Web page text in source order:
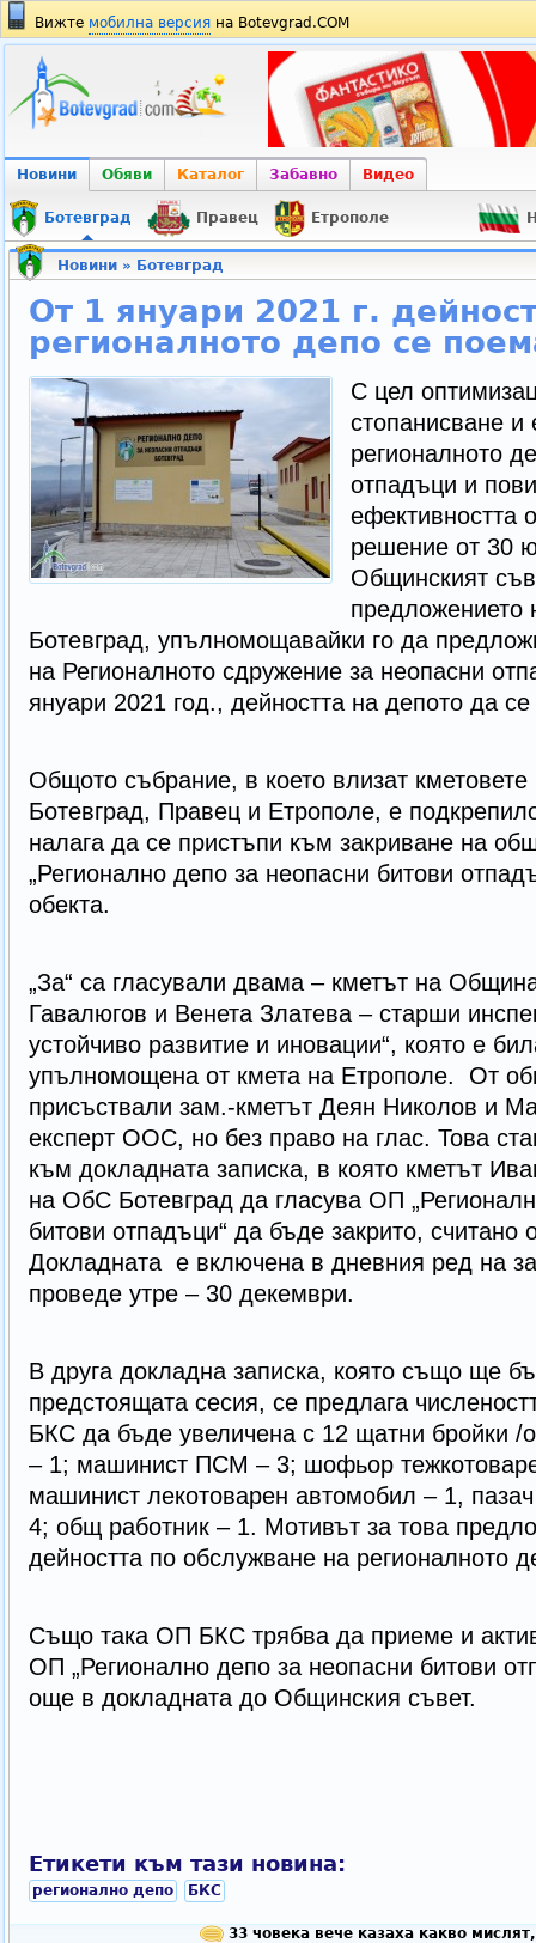
Вижте мобилна версия на Botevgrad.COM
Новини Обяви Каталог Забавно Видео
Ботевград Правец Етрополе
Новини» Ботевград
От 1 януари 2021 г.
регионалното депо се
С цел
стопанисване и
регионалното
отпадъци и
ефективността
решение от 30
Общинският
Ботевград, упълномощавайки го да
на Регионалното сдружение за неопасни
януари 2021 год., дейността на депото да
Общото събрание, в което влизат
Ботевград, Правец и Етрополе, е
налага да се пристъпи към закриване на
„Регионално депо за неопасни битови
обекта.
„За“ са гласували двама – кметът на
Гавалюгов и Венета Златева – старши
устойчиво развитие и иновации“, която е
упълномощена от кмета на Етрополе. От
присъствали зам.-кметът Деян Николов и
експерт ООС, но без право на глас. Това
към докладната записка, в която кметът
на ОбС Ботевград да гласува ОП
битови отпадъци“ да бъде закрито, считано
Докладната е включена в дневния ред на
проведе утре – 30 декември.
В друга докладна записка, която също ще
предстоящата сесия, се предлага
БКС да бъде увеличена с 12 щатни бройки /
– 1; машинист ПСМ – 3; шофьор
машинист лекотоварен автомобил – 1,
4; общ работник – 1. Мотивът за това
дейността по обслужване на регионалното
Също така ОП БКС трябва да приеме и
ОП „Регионално депо за неопасни битови
още в докладната до Общинския съвет.
Етикети към тази новина:
регионално депо БКС
33 човека вече казаха какво